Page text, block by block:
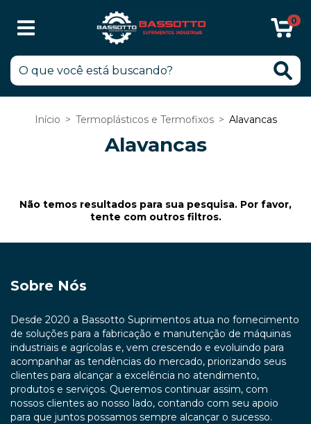
0
Início > Termoplásticos e Termofixos > Alavancas
Alavancas
Não temos resultados para sua pesquisa. Por favor,
tente com outros filtros.
Sobre Nós
Desde 2020 a Bassotto Suprimentos atua no fornecimento
de soluções para a fabricação e manutenção de máquinas
industriais e agrícolas e, vem crescendo e evoluindo para
acompanhar as tendências do mercado, priorizando seus
clientes para alcançar a excelência no atendimento,
produtos e serviços. Queremos continuar assim, com
nossos clientes ao nosso lado, contando com seu apoio
para que juntos possamos sempre alcançar o sucesso.